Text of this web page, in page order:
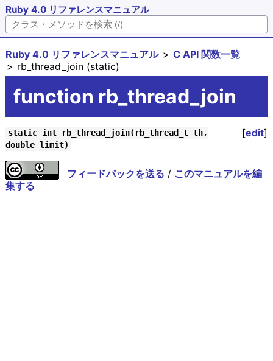
Ruby 4.0 リファレンスマニュアル
Ruby 4.0 リファレンスマニュアル
C API 関数一覧
rb_thread_join (static)
function rb_thread_join
[edit]
static int rb_thread_join(rb_thread_t th,
double limit)
フィードバックを送る / このマニュアルを編
集する